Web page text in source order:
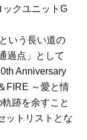
クユニットG
いう長い道の
過点」として
Anniversary
FIRE ～愛と情
跡を余すこと
ットリストとな